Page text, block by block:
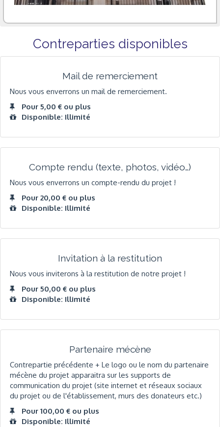
Contreparties disponibles
Mail de remerciement
Nous vous enverrons un mail de remerciement.
Pour 5,00 € ou plus
Disponible: Illimité
Compte rendu (texte, photos, vidéo…)
Nous vous enverrons un compte-rendu du projet !
Pour 20,00 € ou plus
Disponible: Illimité
Invitation à la restitution
Nous vous inviterons à la restitution de notre projet !
Pour 50,00 € ou plus
Disponible: Illimité
Partenaire mécène
Contrepartie précédente + Le logo ou le nom du partenaire
mécène du projet apparaitra sur les supports de
communication du projet (site internet et réseaux sociaux
du projet ou de l'établissement, murs des donateurs etc.)
Pour 100,00 € ou plus
Disponible: Illimité